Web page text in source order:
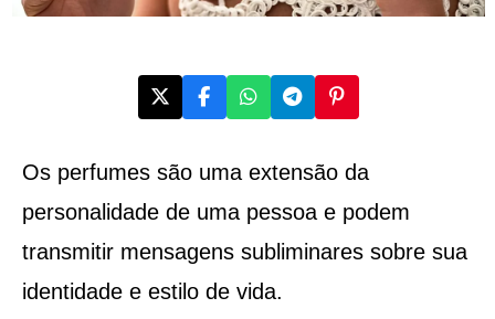
Os perfumes são uma extensão da
personalidade de uma pessoa e podem
transmitir mensagens subliminares sobre sua
identidade e estilo de vida.